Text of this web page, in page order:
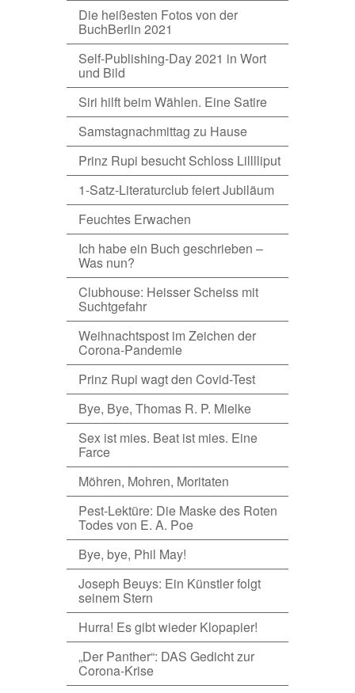
Die heißesten Fotos von der
BuchBerlin 2021
Self-Publishing-Day 2021 in Wort
und Bild
Siri hilft beim Wählen. Eine Satire
Samstagnachmittag zu Hause
Prinz Rupi besucht Schloss Lilllliput
1-Satz-Literaturclub feiert Jubiläum
Feuchtes Erwachen
Ich habe ein Buch geschrieben –
Was nun?
Clubhouse: Heisser Scheiss mit
Suchtgefahr
Weihnachtspost im Zeichen der
Corona-Pandemie
Prinz Rupi wagt den Covid-Test
Bye, Bye, Thomas R. P. Mielke
Sex ist mies. Beat ist mies. Eine
Farce
Möhren, Mohren, Moritaten
Pest-Lektüre: Die Maske des Roten
Todes von E. A. Poe
Bye, bye, Phil May!
Joseph Beuys: Ein Künstler folgt
seinem Stern
Hurra! Es gibt wieder Klopapier!
„Der Panther“: DAS Gedicht zur
Corona-Krise